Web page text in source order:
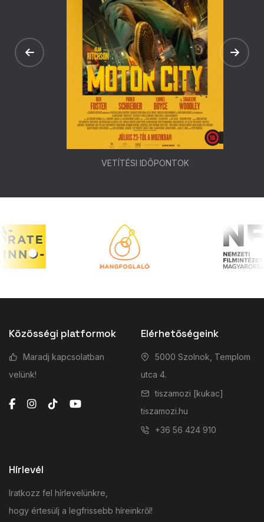
VETÍTÉSI IDŐPONTOK
Közösségi platformok
Maradj kapcsolatban
velünk!
Elérhetőségeink
5000 Szolnok, Templom
utca 4.
tiszamozi [kukac]
tiszamozi.hu
+36 56 424 910
Hírlevél
Iratkozz fel hírlevelünkre,
hogy értesülj a legfrissebb híreinkről!